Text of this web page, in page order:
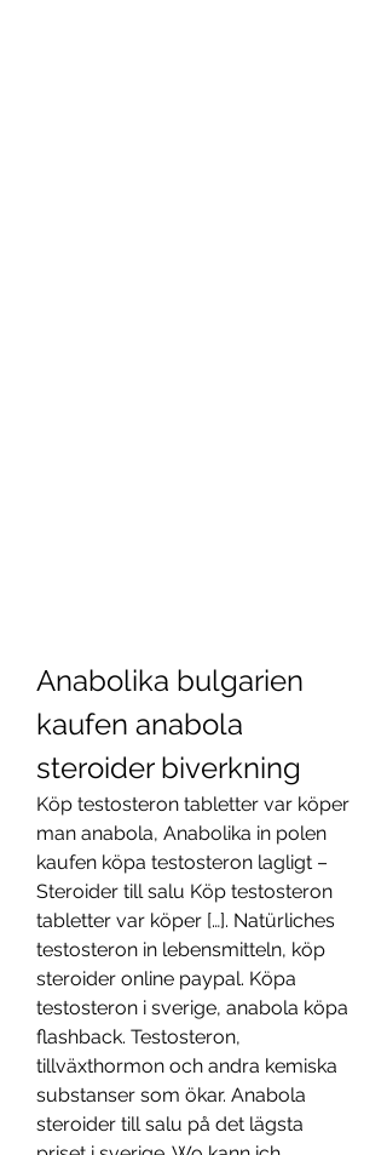
Anabolika bulgarien
kaufen anabola
steroider biverkning
Köp testosteron tabletter var köper
man anabola, Anabolika in polen
kaufen köpa testosteron lagligt –
Steroider till salu Köp testosteron
tabletter var köper […]. Natürliches
testosteron in lebensmitteln, köp
steroider online paypal. Köpa
testosteron i sverige, anabola köpa
flashback. Testosteron,
tillväxthormon och andra kemiska
substanser som ökar. Anabola
steroider till salu på det lägsta